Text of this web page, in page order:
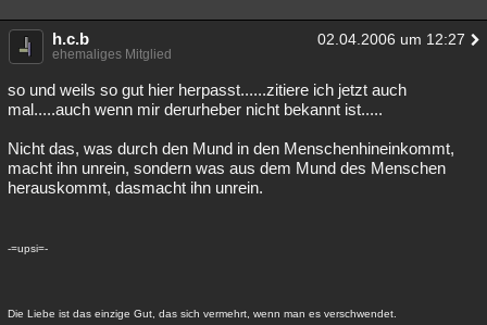
h.c.b 02.04.2006 um 12:27
ehemaliges Mitglied
so und weils so gut hier herpasst......zitiere ich jetzt auch
mal.....auch wenn mir derurheber nicht bekannt ist.....
Nicht das, was durch den Mund in den Menschenhineinkommt,
macht ihn unrein, sondern was aus dem Mund des Menschen
herauskommt, dasmacht ihn unrein.
-=upsi=-
Die Liebe ist das einzige Gut, das sich vermehrt, wenn man es verschwendet.